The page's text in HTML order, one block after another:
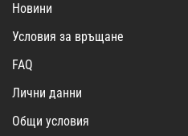
Новини
Условия за връщане
FAQ
Лични данни
Общи условия